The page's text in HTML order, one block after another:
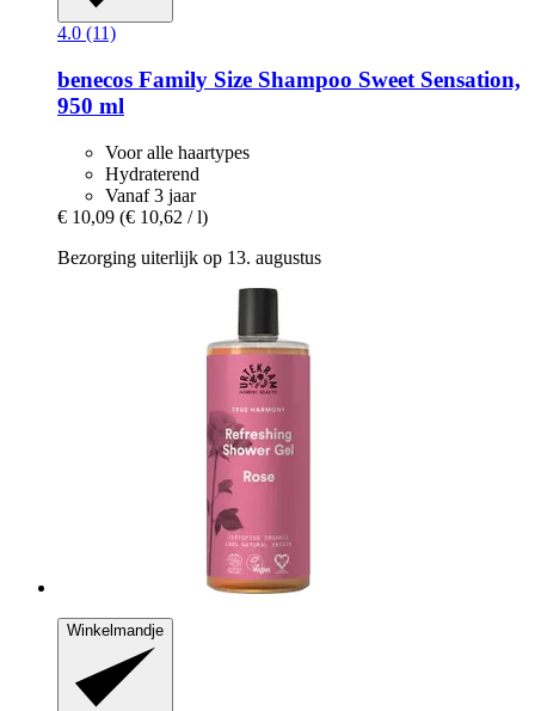
4.0 (11)
benecos Family Size Shampoo Sweet Sensation,
950 ml
Voor alle haartypes
Hydraterend
Vanaf 3 jaar
€ 10,09 (€ 10,62 / l)
Bezorging uiterlijk op 13. augustus
Winkelmandje